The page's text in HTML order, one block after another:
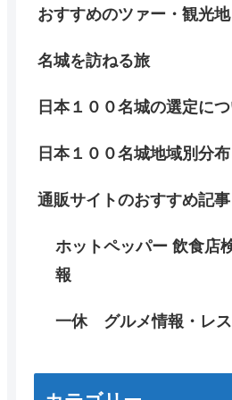
おすすめのツァー・観光地
名城を訪ねる旅
日本１００名城の選定に
日本１００名城地域別分布
通販サイトのおすすめ記事
ホットペッパー 飲食店
報
一休 グルメ情報・レ